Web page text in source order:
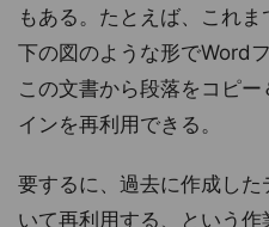
もある。たとえば、これ
下の図のような形でWord
この文書から段落をコピ
インを再利用できる。
要するに、過去に作成し
いて再利用する、という